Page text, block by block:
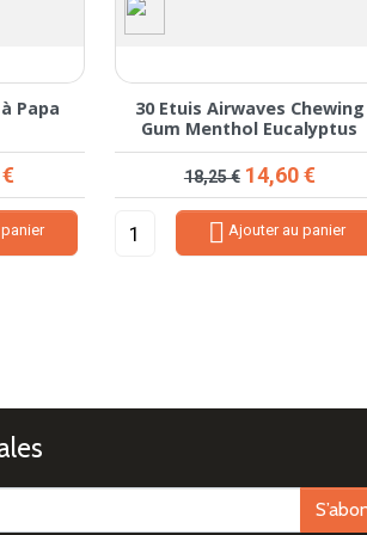
Papa
30 Etuis Airwaves Chewing
Gum Menthol Eucalyptus
Prix de base
18,25 € Prix
14,60 €
 Ajouter au panier